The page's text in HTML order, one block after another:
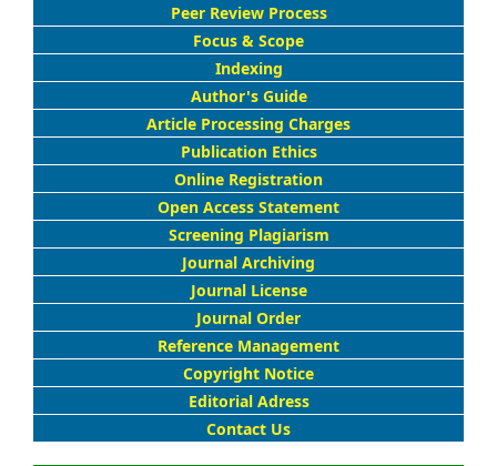
Peer Review Process
Focus & Scope
Indexing
Author's Guide
Article Processing Charges
Publication Ethics
Online Registration
Open Access Statement
Screening Plagiarism
Journal Archiving
Journal License
Journal Order
Reference Management
Copyright Notice
Editorial Adress
Contact Us